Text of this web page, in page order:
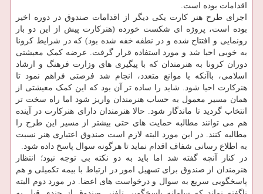
اقدامات بوده است.
اجرای طرح هنر کارت یکی دیگر از اقدامات صندوق در دوره اخیر
بوده است، پروژه ای شکست خورده (هنرکارت پیش از این دو بار
رونمایی و افتتاح شده و در نطفه خفه شده بود) که در شرایط کرونا
به خوبی احیا شد و مورد استفاده قرار گرفت. عرضه کمک معیشتی
دوران کرونا به هنرمندان که با پیگیری های وزارت فرهنگ و ارشاد
اسلامی، باآنکه با موانع متعدد، انجام شد فرصتی فراهم نمود تا
هنرکارت احیا شود. شاید را ساده تر آن بود که این کمک معیشتی از
همان مسیر معمول به حساب هنرمندان واریز شود اما راه سخت تر
انتخاب گردید تا ماندگار شود. حالا هنرمندان دارای هنرکارت در آینده
هم می توانند مطالبه حمایت های حتی بیشتر از مسیر این طرح را
مطالبه کنند. در این مورد البته لازم است صندوق اعتباری هنر نسبت
به اطلاع رسانی شفاف اقدام نماید تا هرگونه سوال پاسخ داده شود.
در کنار آنچه گفته شد اما باید به دو نکته بی توجه نبود؛ انتظار
هنرمندان از صندوق برای تسهیل امور در ارتباط با بیمه تکمیلی و هم
پاسخگویی سریع به سوال و درخواست های اعضا. در مورد دوم البته